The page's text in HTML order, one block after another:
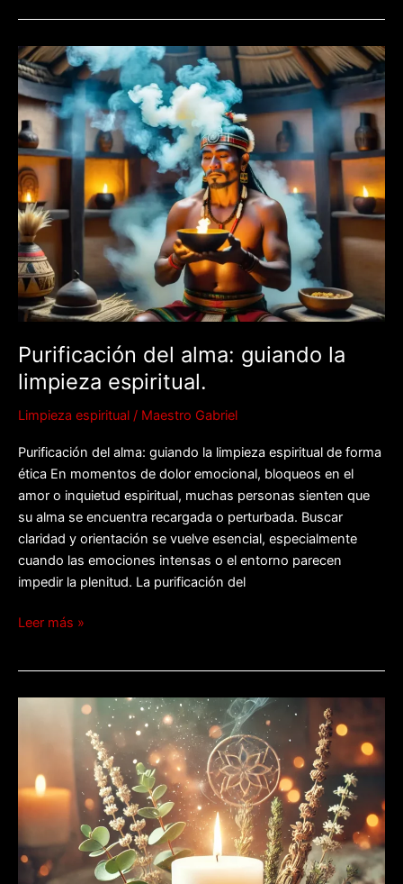
Purificación del alma: guiando la
limpieza espiritual.
Limpieza espiritual / Maestro Gabriel
Purificación del alma: guiando la limpieza espiritual de forma
ética En momentos de dolor emocional, bloqueos en el
amor o inquietud espiritual, muchas personas sienten que
su alma se encuentra recargada o perturbada. Buscar
claridad y orientación se vuelve esencial, especialmente
cuando las emociones intensas o el entorno parecen
impedir la plenitud. La purificación del
Purificación
del
alma:
guiando
la
limpieza
espiritual.
Leer más »
renovación
interior.